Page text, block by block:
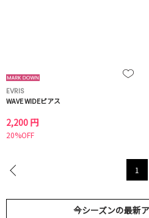
EVRIS
WAVE WIDEピアス
2,200 円
20%OFF
1
今シーズンの最新